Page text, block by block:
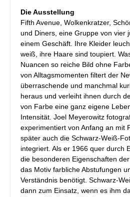
Die Ausstellung
Fifth Avenue, Wolkenkratzer,
und Diners, eine Gruppe von vier
einem Geschäft. Ihre Kleider
weiß, ihre Haare sind toupiert.
Nuancen so reiche Bild ohne
von Alltagsmomenten filtert der
überraschende und manchmal
heraus und verleiht ihnen durch
von Farbe eine ganz eigene
Intensität. Joel Meyerowitz
experimentiert von Anfang an mit
später auch die Schwarz-Weiß-
integriert. Als er 1966 quer durch
die besonderen Eigenschaften
das Motiv farbliche Abstufungen
Verständnis benötigt. Schwarz-
dann zum Einsatz, wenn es ihm